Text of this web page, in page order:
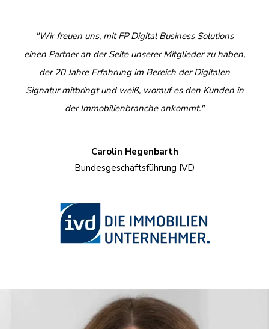
"Wir freuen uns, mit FP Digital Business Solutions
einen Partner an der Seite unserer Mitglieder zu haben,
der 20 Jahre Erfahrung im Bereich der Digitalen
Signatur mitbringt und weiß, worauf es den Kunden in
der Immobilienbranche ankommt."
Carolin Hegenbarth
Bundesgeschäftsführung IVD